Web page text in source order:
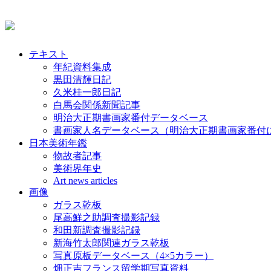
テキスト
年紀資料集成
黒田清輝日記
久米桂一郎日記
白馬会関係新聞記事
明治大正期書画家番付データベース
書画家人名データベース（明治大正期書画家番付
日本美術年鑑
物故者記事
美術界年史
Art news articles
画像
ガラス乾板
尾高鮮之助調査撮影記録
和田新調査撮影記録
新海竹太郎関連ガラス乾板
写真原板データベース（4×5カラー）
畑正吉フランス留学期写真資料